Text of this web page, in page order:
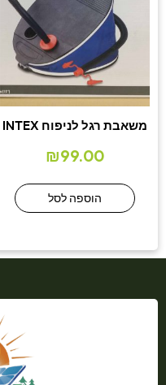
משאבת רגל לניפוח INTEX
₪99.00
הוספה לסל